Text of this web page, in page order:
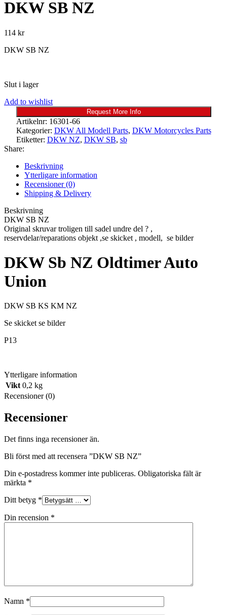
DKW SB NZ
114 kr
DKW SB NZ
Slut i lager
Add to wishlist
Request More Info
Artikelnr: 16301-66
Kategorier: DKW All Modell Parts, DKW Motorcycles Parts
Etiketter: DKW NZ, DKW SB, sb
Share:
Beskrivning
Ytterligare information
Recensioner (0)
Shipping & Delivery
Beskrivning
DKW SB NZ
Original skruvar troligen till sadel undre del ? ,
reservdelar/reparations objekt ,se skicket , modell, se bilder
DKW Sb NZ Oldtimer Auto
Union
DKW SB KS KM NZ
Se skicket se bilder
P13
Ytterligare information
Vikt 0,2 kg
Recensioner (0)
Recensioner
Det finns inga recensioner än.
Bli först med att recensera ”DKW SB NZ”
Din e-postadress kommer inte publiceras. Obligatoriska fält är
märkta *
Ditt betyg *
Din recension *
Namn *